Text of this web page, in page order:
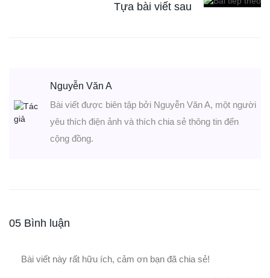
Tựa bài viết sau
Nguyễn Văn A
Bài viết được biên tập bởi Nguyễn Văn A, một người
yêu thích điện ảnh và thích chia sẻ thông tin đến
cộng đồng.
05 Bình luận
Bài viết này rất hữu ích, cảm ơn bạn đã chia sẻ!